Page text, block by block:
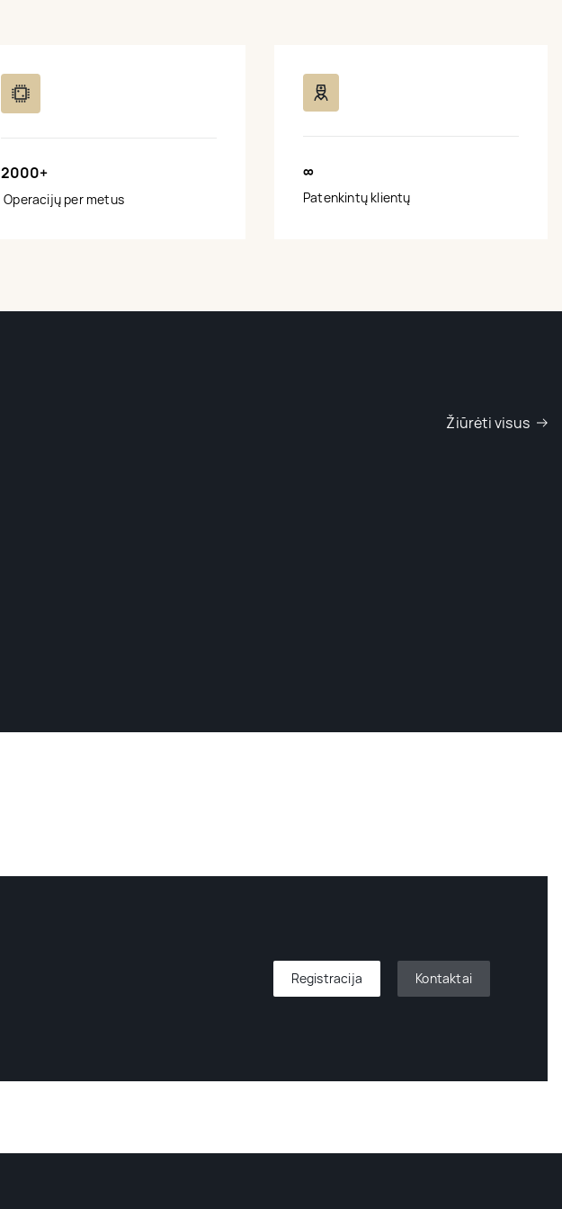
2000+
Operacijų per metus
∞
Patenkintų klientų
Žiūrėti visus
Registracija Kontaktai